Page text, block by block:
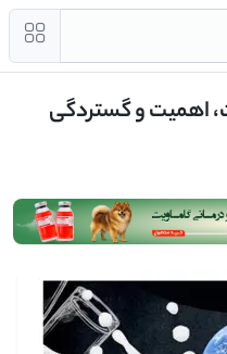
اهمیت و گستردگی